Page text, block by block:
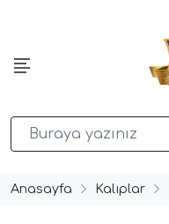
Anasayfa Kalıplar